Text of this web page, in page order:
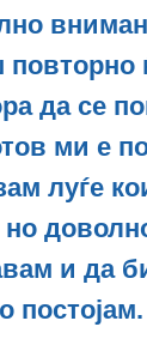
да се
ми е
луѓе
но
и да